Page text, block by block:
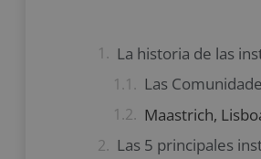
La historia de las
Las
Maastrich,
Las 5 principales